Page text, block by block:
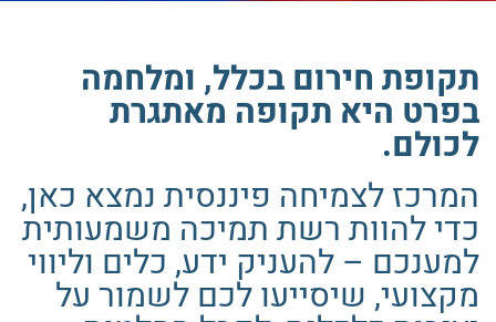
תקופת חירום בכלל, ומלחמה
בפרט היא תקופה מאתגרת
לכולם.
המרכז לצמיחה פיננסית נמצא כאן,
כדי להוות רשת תמיכה משמעותית
למענכם – להעניק ידע, כלים וליווי
מקצועי, שיסייעו לכם לשמור על